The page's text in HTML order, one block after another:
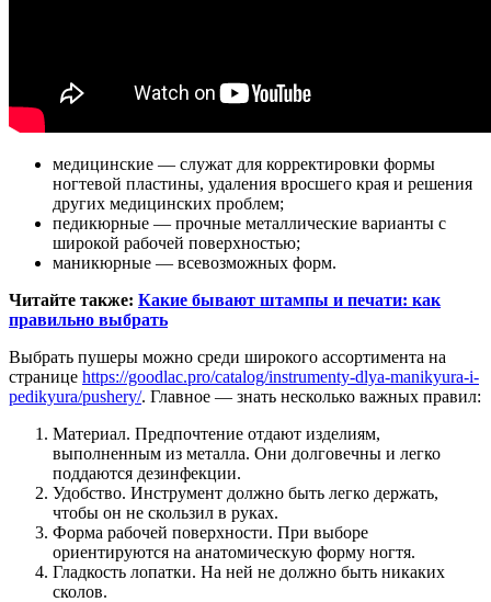
медицинские — служат для корректировки формы
ногтевой пластины, удаления вросшего края и решения
других медицинских проблем;
педикюрные — прочные металлические варианты с
широкой рабочей поверхностью;
маникюрные — всевозможных форм.
Читайте также: Какие бывают штампы и печати: как
правильно выбрать
Выбрать пушеры можно среди широкого ассортимента на
странице https://goodlac.pro/catalog/instrumenty-dlya-manikyura-i-
pedikyura/pushery/. Главное — знать несколько важных правил:
Материал. Предпочтение отдают изделиям,
выполненным из металла. Они долговечны и легко
поддаются дезинфекции.
Удобство. Инструмент должно быть легко держать,
чтобы он не скользил в руках.
Форма рабочей поверхности. При выборе
ориентируются на анатомическую форму ногтя.
Гладкость лопатки. На ней не должно быть никаких
сколов.